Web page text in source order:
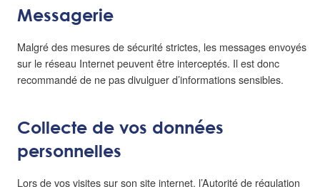
Messagerie
Malgré des mesures de sécurité strictes, les messages envoyés
sur le réseau Internet peuvent être interceptés. Il est donc
recommandé de ne pas divulguer d’informations sensibles.
Collecte de vos données
personnelles
Lors de vos visites sur son site internet, l’Autorité de régulation